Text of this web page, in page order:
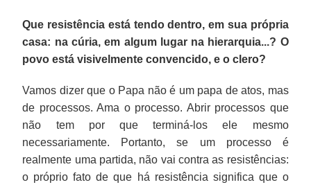
Que resistência está tendo dentro, em sua própria
casa: na cúria, em algum lugar na hierarquia...? O
povo está visivelmente convencido, e o clero?
Vamos dizer que o Papa não é um papa de atos, mas
de processos. Ama o processo. Abrir processos que
não tem por que terminá-los ele mesmo
necessariamente. Portanto, se um processo é
realmente uma partida, não vai contra as resistências:
o próprio fato de que há resistência significa que o